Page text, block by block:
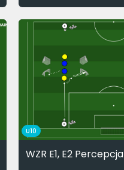
U10
WZR E1, E2 Percepcja